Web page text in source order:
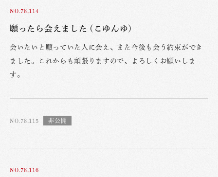
NO.78,114
願ったら会えました (こゆんゆ)
会いたいと願っていた人に会え、また今後も会う約束ができ
ました。これからも頑張りますので、よろしくお願いしま
す。
NO.78,115
NO.78,116